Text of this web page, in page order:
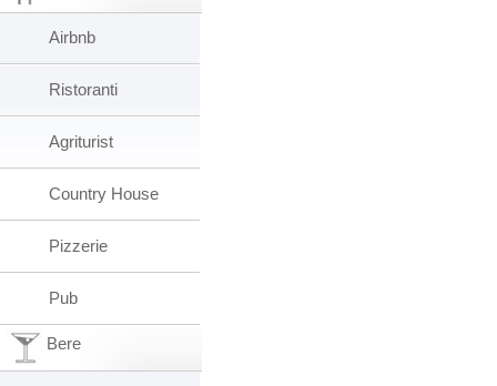
Airbnb
Ristoranti
Agriturist
Country House
Pizzerie
Pub
Bere